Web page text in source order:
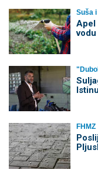
Suša
Apel
FHMZ